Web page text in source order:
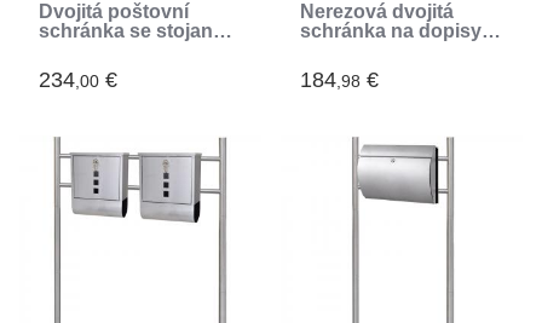
Dvojitá poštovní
schránka se stojanem
(Argent)
234,00 €
Nerezová dvojitá
schránka na dopisy
184,98 €